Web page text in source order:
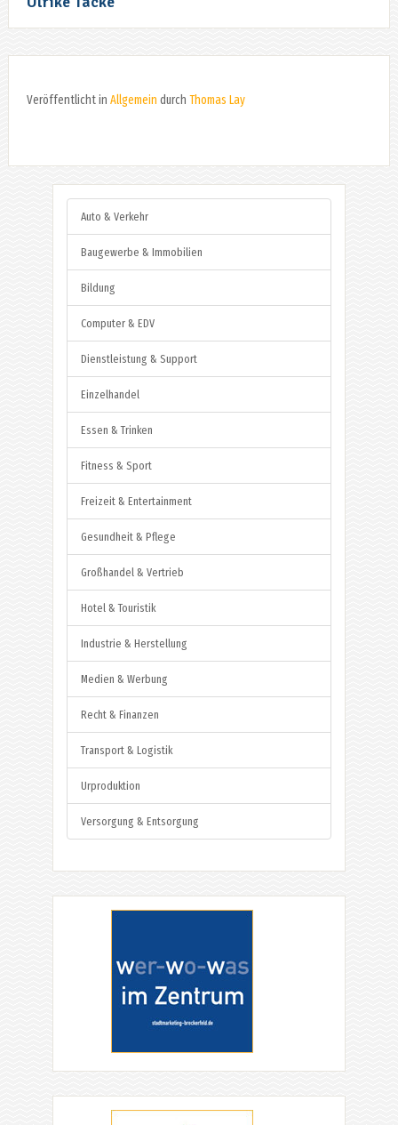
Veröffentlicht in Allgemein durch Thomas Lay
Auto & Verkehr
Baugewerbe & Immobilien
Bildung
Computer & EDV
Dienstleistung & Support
Einzelhandel
Essen & Trinken
Fitness & Sport
Freizeit & Entertainment
Gesundheit & Pflege
Großhandel & Vertrieb
Hotel & Touristik
Industrie & Herstellung
Medien & Werbung
Recht & Finanzen
Transport & Logistik
Urproduktion
Versorgung & Entsorgung